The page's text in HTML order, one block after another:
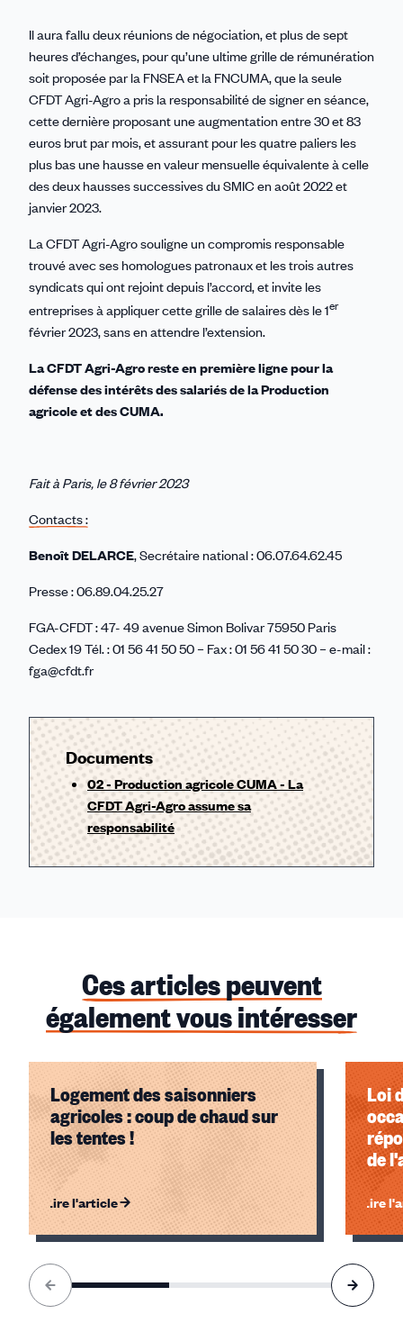
Il aura fallu deux réunions de négociation, et plus de sept
heures d’échanges, pour qu’une ultime grille de rémunération
soit proposée par la FNSEA et la FNCUMA, que la seule
CFDT Agri-Agro a pris la responsabilité de signer en séance,
cette dernière proposant une augmentation entre 30 et 83
euros brut par mois, et assurant pour les quatre paliers les
plus bas une hausse en valeur mensuelle équivalente à celle
des deux hausses successives du SMIC en août 2022 et
janvier 2023.
La CFDT Agri-Agro souligne un compromis responsable
trouvé avec ses homologues patronaux et les trois autres
syndicats qui ont rejoint depuis l’accord, et invite les
entreprises à appliquer cette grille de salaires dès le 1er
février 2023, sans en attendre l’extension.
La CFDT Agri-Agro reste en première ligne pour la
défense des intérêts des salariés de la Production
agricole et des CUMA.
Fait à Paris, le 8 février 2023
Contacts :
Benoît DELARCE, Secrétaire national : 06.07.64.62.45
Presse : 06.89.04.25.27
FGA-CFDT : 47- 49 avenue Simon Bolivar 75950 Paris
Cedex 19 Tél. : 01 56 41 50 50 – Fax : 01 56 41 50 30 – e-mail :
fga@cfdt.fr
Documents
02 - Production agricole CUMA - La
CFDT Agri-Agro assume sa
responsabilité
Ces articles peuvent
également vous intéresser
Logement des saisonniers
agricoles : coup de chaud sur
les tentes !
Lire l'article
Loi
de
Lire